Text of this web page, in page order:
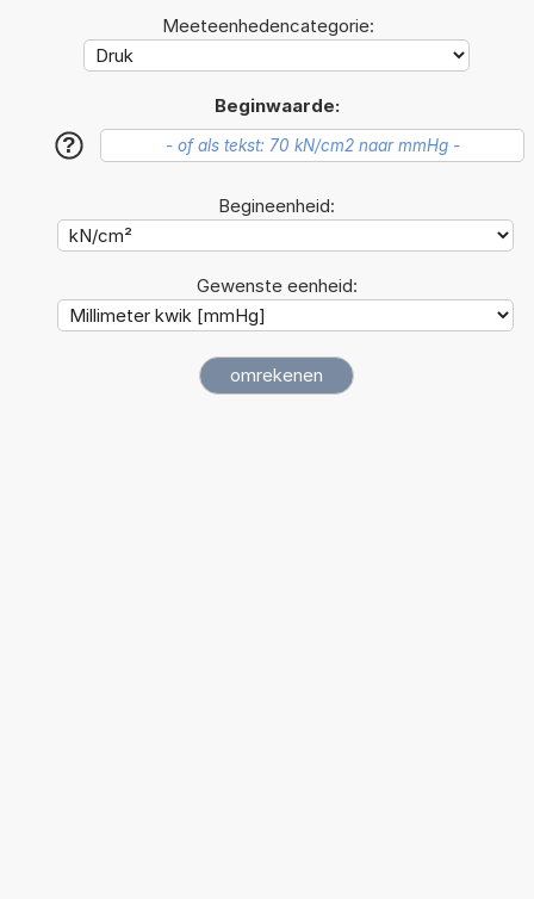
Meeteenhedencategorie:
Beginwaarde:
?
Begineenheid:
Gewenste eenheid: